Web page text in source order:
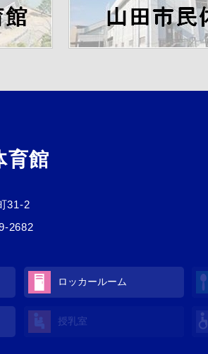
育館
31-2
2682
ロッカールーム
授乳室